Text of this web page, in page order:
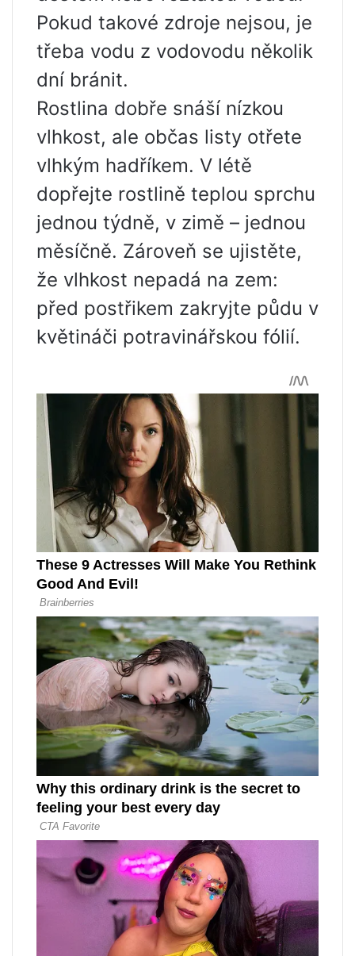
Pokud takové zdroje nejsou, je
třeba vodu z vodovodu několik
dní bránit.
Rostlina dobře snáší nízkou
vlhkost, ale občas listy otřete
vlhkým hadříkem. V létě
dopřejte rostlině teplou sprchu
jednou týdně, v zimě – jednou
měsíčně. Zároveň se ujistěte,
že vlhkost nepadá na zem:
před postřikem zakryjte půdu v
​​květináči potravinářskou fólií.